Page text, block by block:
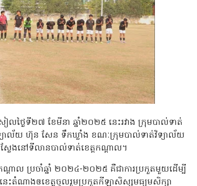
លថ្ងៃទី២៧ ខែមីនា ឆ្នាំ២០២៥ នេះរវាង ក្រុមបាល់ទាត់
ាល័យ ហ៊ុន សែន ទឹកឃ្លាំង ខណៈក្រុមបាល់ទាត់វិទ្យាល័យ
ែងនៅទីលានបាល់ទាត់ខេត្តកណ្តាល។
តាល ប្រចាំឆ្នាំ ២០២៤-២០២៥ គឺជាការប្រកួតមួយដើម្បី
េះតំណាងឲខេត្តចូលរួមប្រកួតកីឡាសិស្សមធ្យមសិក្សា